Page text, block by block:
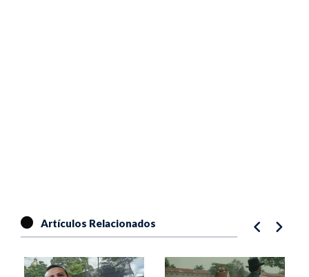
Artículos Relacionados